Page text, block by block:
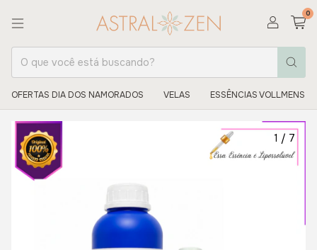
0
OFERTAS DIA DOS NAMORADOS VELAS ESSÊNCIAS VOLLMENS
1 / 7